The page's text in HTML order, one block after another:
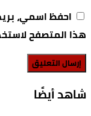
احفظ اسمي،
هذا المتصفح
‫شاهد أيضًا‬